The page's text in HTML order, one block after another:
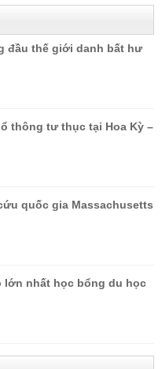
đầu thế giới danh bất hư
thông tư thục tại Hoa Kỳ –
quốc gia Massachusetts
lớn nhất học bổng du học